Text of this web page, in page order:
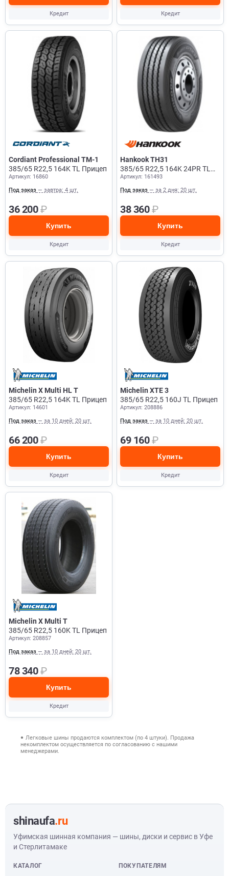
Кредит Кредит
Cordiant Professional TM-1
385/65 R22,5 164K TL Прицеп
Артикул: 16860
Под заказ — завтра: 4 шт.
36 200₽
Купить
Кредит
Hankook TH31
385/65 R22,5 164K 24PR TL
Прицеп
Артикул: 161493
Под заказ — за 2 дня: 20 шт.
38 360₽
Купить
Кредит
Michelin X Multi HL T
385/65 R22,5 164K TL Прицеп
Артикул: 14601
Под заказ — за 10 дней: 20 шт.
66 200₽
Купить
Кредит
Michelin XTE 3
385/65 R22,5 160J TL Прицеп
Артикул: 208886
Под заказ — за 10 дней: 20 шт.
69 160₽
Купить
Кредит
Michelin X Multi T
385/65 R22,5 160K TL Прицеп
Артикул: 208857
Под заказ — за 10 дней: 20 шт.
78 340₽
Купить
Кредит
Легковые шины продаются комплектом (по 4 штуки). Продажа
некомплектом осуществляется по согласованию с нашими
менеджерами.
shinaufa.ru
Уфимская шинная компания — шины, диски и сервис в Уфе
и Стерлитамаке
КАТАЛОГ ПОКУПАТЕЛЯМ